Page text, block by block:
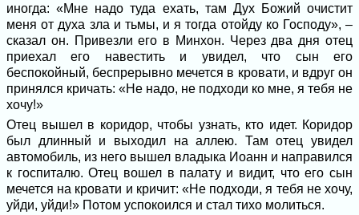
иногда: «Мне надо туда ехать, там Дух Божий очистит
меня от духа зла и тьмы, и я тогда отойду ко Господу», –
сказал он. Привезли его в Минхон. Через два дня отец
приехал его навестить и увидел, что сын его
беспокойный, беспрерывно мечется в кровати, и вдруг он
принялся кричать: «Не надо, не подходи ко мне, я тебя не
хочу!»
Отец вышел в коридор, чтобы узнать, кто идет. Коридор
был длинный и выходил на аллею. Там отец увидел
автомобиль, из него вышел владыка Иоанн и направился
к госпиталю. Отец вошел в палату и видит, что его сын
мечется на кровати и кричит: «Не подходи, я тебя не хочу,
уйди, уйди!» Потом успокоился и стал тихо молиться.